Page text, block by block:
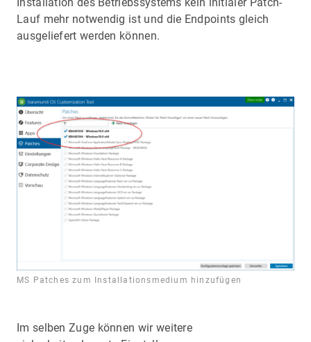
Installation des Betriebssystems kein initialer Patch-
Lauf mehr notwendig ist und die Endpoints gleich
ausgeliefert werden können.
MS Patches zum Installationsmedium hinzufügen
Im selben Zuge können wir weitere